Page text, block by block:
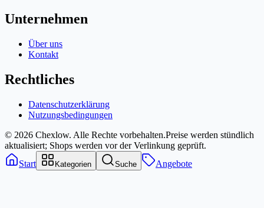
Unternehmen
Über uns
Kontakt
Rechtliches
Datenschutzerklärung
Nutzungsbedingungen
© 2026 Chexlow. Alle Rechte vorbehalten.Preise werden stündlich
aktualisiert; Shops werden vor der Verlinkung geprüft.
Start
Kategorien Suche Angebote